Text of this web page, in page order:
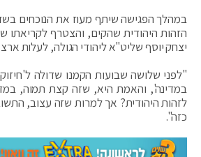
במהלך הפגישה שיתף מעוז את הנוכחים
הזהות היהודית שהקים, והצטרף לקריאתו
יצחק יוסף שליט"א ליהודי הגולה, לעלות
"לפני שלושה שבועות הקמנו שדולה
במדינה', והאמת היא, שזה קצת תמוה,
לזהות היהודית? אך למרות שזה עצוב,
כזה".